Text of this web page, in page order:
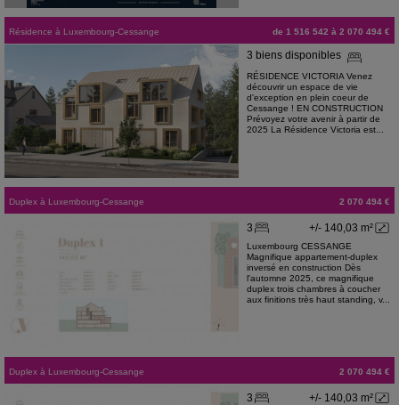
Résidence à Luxembourg-Cessange de 1 516 542 à 2 070 494 €
3 biens disponibles
RÉSIDENCE VICTORIA Venez
découvrir un espace de vie
d'exception en plein coeur de
Cessange ! EN CONSTRUCTION
Prévoyez votre avenir à partir de
2025 La Résidence Victoria est...
Duplex à Luxembourg-Cessange 2 070 494 €
+/- 140,03 m²
3
Luxembourg CESSANGE
Magnifique appartement-duplex
inversé en construction Dès
l'automne 2025, ce magnifique
duplex trois chambres à coucher
aux finitions très haut standing, v...
Duplex à Luxembourg-Cessange 2 070 494 €
+/- 140,03 m²
3